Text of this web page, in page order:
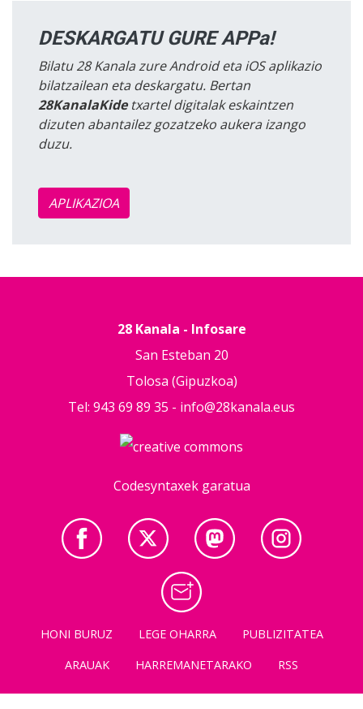
DESKARGATU GURE APPa!
Bilatu 28 Kanala zure Android eta iOS aplikazio
bilatzailean eta deskargatu. Bertan
28KanalaKidetxartel digitalak eskaintzen
dizuten abantailez gozatzeko aukera izango
duzu.
APLIKAZIOA
28 Kanala - Infosare
San Esteban 20
Tolosa (Gipuzkoa)
Tel: 943 69 89 35 - info@28kanala.eus
Codesyntaxek garatua
HONI BURUZ LEGE OHARRA
PUBLIZITATEA
ARAUAK
HARREMANETARAKO RSS